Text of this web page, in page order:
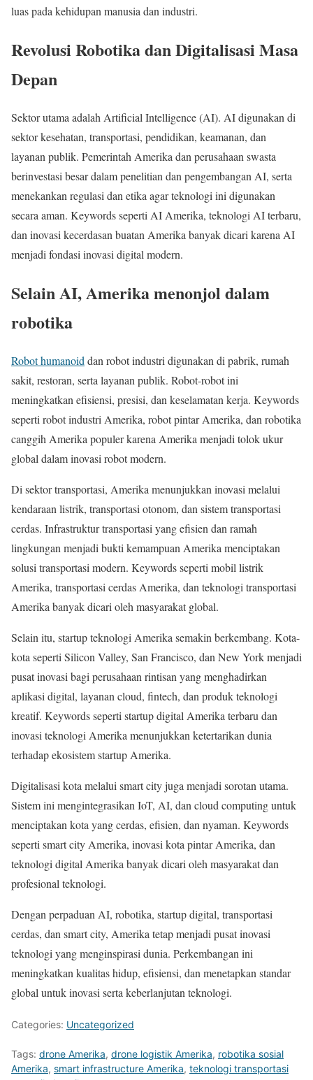
luas pada kehidupan manusia dan industri.
Revolusi Robotika dan Digitalisasi Masa
Depan
Sektor utama adalah Artificial Intelligence (AI). AI digunakan di
sektor kesehatan, transportasi, pendidikan, keamanan, dan
layanan publik. Pemerintah Amerika dan perusahaan swasta
berinvestasi besar dalam penelitian dan pengembangan AI, serta
menekankan regulasi dan etika agar teknologi ini digunakan
secara aman. Keywords seperti AI Amerika, teknologi AI terbaru,
dan inovasi kecerdasan buatan Amerika banyak dicari karena AI
menjadi fondasi inovasi digital modern.
Selain AI, Amerika menonjol dalam
robotika
Robot humanoid dan robot industri digunakan di pabrik, rumah
sakit, restoran, serta layanan publik. Robot-robot ini
meningkatkan efisiensi, presisi, dan keselamatan kerja. Keywords
seperti robot industri Amerika, robot pintar Amerika, dan robotika
canggih Amerika populer karena Amerika menjadi tolok ukur
global dalam inovasi robot modern.
Di sektor transportasi, Amerika menunjukkan inovasi melalui
kendaraan listrik, transportasi otonom, dan sistem transportasi
cerdas. Infrastruktur transportasi yang efisien dan ramah
lingkungan menjadi bukti kemampuan Amerika menciptakan
solusi transportasi modern. Keywords seperti mobil listrik
Amerika, transportasi cerdas Amerika, dan teknologi transportasi
Amerika banyak dicari oleh masyarakat global.
Selain itu, startup teknologi Amerika semakin berkembang. Kota-
kota seperti Silicon Valley, San Francisco, dan New York menjadi
pusat inovasi bagi perusahaan rintisan yang menghadirkan
aplikasi digital, layanan cloud, fintech, dan produk teknologi
kreatif. Keywords seperti startup digital Amerika terbaru dan
inovasi teknologi Amerika menunjukkan ketertarikan dunia
terhadap ekosistem startup Amerika.
Digitalisasi kota melalui smart city juga menjadi sorotan utama.
Sistem ini mengintegrasikan IoT, AI, dan cloud computing untuk
menciptakan kota yang cerdas, efisien, dan nyaman. Keywords
seperti smart city Amerika, inovasi kota pintar Amerika, dan
teknologi digital Amerika banyak dicari oleh masyarakat dan
profesional teknologi.
Dengan perpaduan AI, robotika, startup digital, transportasi
cerdas, dan smart city, Amerika tetap menjadi pusat inovasi
teknologi yang menginspirasi dunia. Perkembangan ini
meningkatkan kualitas hidup, efisiensi, dan menetapkan standar
global untuk inovasi serta keberlanjutan teknologi.
Categories: Uncategorized
Tags: drone Amerika, drone logistik Amerika, robotika sosial
Amerika, smart infrastructure Amerika, teknologi transportasi